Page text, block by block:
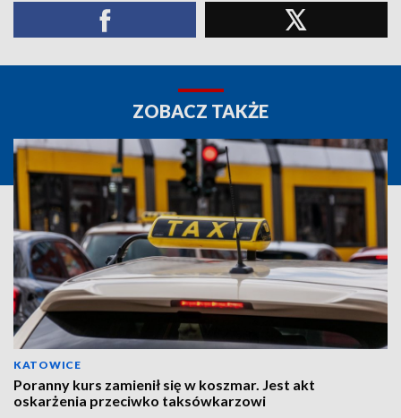
ZOBACZ TAKŻE
KATOWICE
Poranny kurs zamienił się w koszmar. Jest akt
oskarżenia przeciwko taksówkarzowi